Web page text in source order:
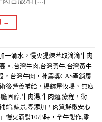
→
一滴水，慢火提煉萃取滴滴牛肉
。 ,台灣牛肉,台灣黃牛,台灣黃牛
，台灣牛肉，神農獎CAS產銷履
後營養補給，楊鎵燡牧場，無瘦
固醇,牛肉湯,牛肉麵,療程，術
給,鈜景,零添加，肉質鮮嫩安心
慢火滴製10小時，全牛製作,零